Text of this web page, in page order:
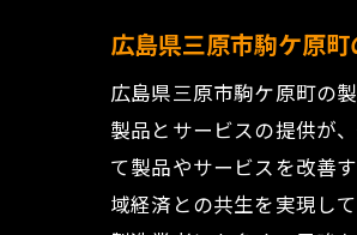
広島県三原市駒ケ原
広島県三原市駒ケ原町の
製品とサービスの提供が
て製品やサービスを改善
域経済との共生を実現し